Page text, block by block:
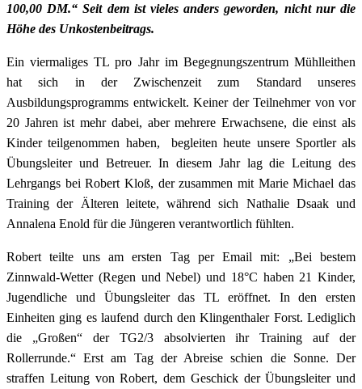
100,00 DM.“ Seit dem ist vieles anders geworden, nicht nur die
Höhe des Unkostenbeitrags.
Ein viermaliges TL pro Jahr im Begegnungszentrum Mühlleithen
hat sich in der Zwischenzeit zum Standard unseres
Ausbildungsprogramms entwickelt. Keiner der Teilnehmer von vor
20 Jahren ist mehr dabei, aber mehrere Erwachsene, die einst als
Kinder teilgenommen haben, begleiten heute unsere Sportler als
Übungsleiter und Betreuer. In diesem Jahr lag die Leitung des
Lehrgangs bei Robert Kloß, der zusammen mit Marie Michael das
Training der Älteren leitete, während sich Nathalie Dsaak und
Annalena Enold für die Jüngeren verantwortlich fühlten.
Robert teilte uns am ersten Tag per Email mit: „Bei bestem
Zinnwald-Wetter (Regen und Nebel) und 18°C haben 21 Kinder,
Jugendliche und Übungsleiter das TL eröffnet. In den ersten
Einheiten ging es laufend durch den Klingenthaler Forst. Lediglich
die „Großen“ der TG2/3 absolvierten ihr Training auf der
Rollerrunde.“ Erst am Tag der Abreise schien die Sonne. Der
straffen Leitung von Robert, dem Geschick der Übungsleiter und